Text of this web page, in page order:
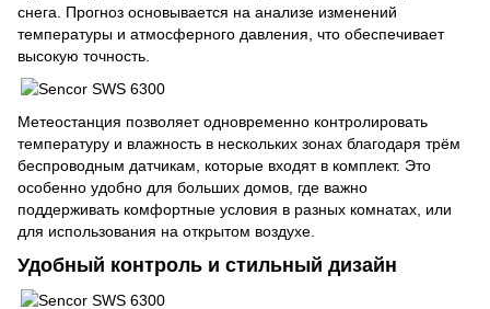
снега. Прогноз основывается на анализе изменений
температуры и атмосферного давления, что обеспечивает
высокую точность.
Метеостанция позволяет одновременно контролировать
температуру и влажность в нескольких зонах благодаря трём
беспроводным датчикам, которые входят в комплект. Это
особенно удобно для больших домов, где важно
поддерживать комфортные условия в разных комнатах, или
для использования на открытом воздухе.
Удобный контроль и стильный дизайн